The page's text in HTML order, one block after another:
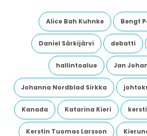
Alice Bah Kuhnke Bengt
Daniel Särkijärvi debatti
hallintoalue Jan
Johanna Nordblad Sirkka
Kanada Katarina Kieri
Kerstin Tuomas Larsson